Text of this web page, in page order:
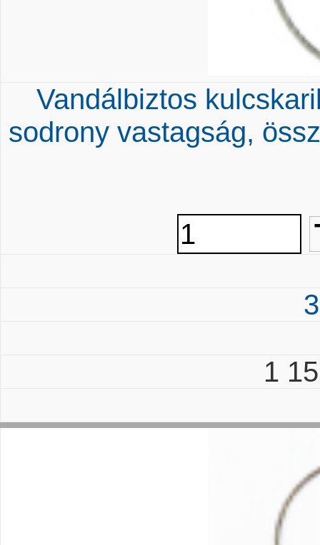
Vandálbiztos
sodrony vastagság,
1